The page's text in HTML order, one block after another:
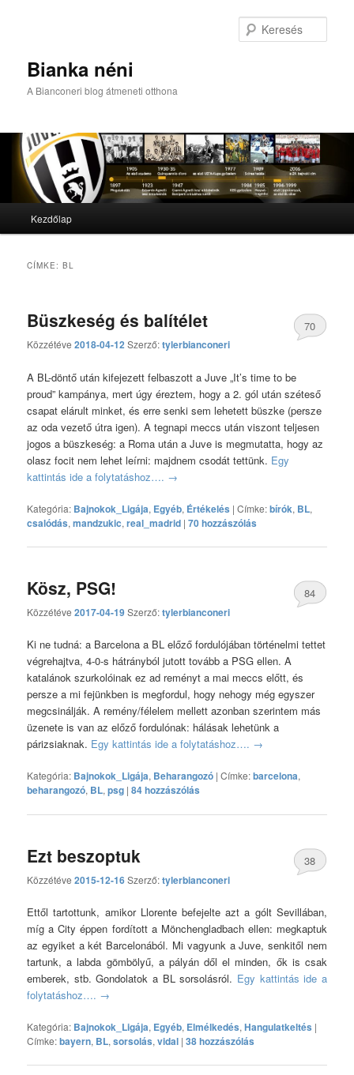
Bianka néni
A Bianconeri blog átmeneti otthona
Tovább az elsődleges tartalomra
Tovább a másodlagos tartalomra
Kezdőlap
CÍMKE:BL
Büszkeség és balítélet
Közzétéve2018-04-12Szerző:tylerbianconeri
70
A BL-döntő után kifejezett felbaszott a Juve „It’s time to be
proud” kampánya, mert úgy éreztem, hogy a 2. gól után széteső
csapat elárult minket, és erre senki sem lehetett büszke (persze
az oda vezető útra igen). A tegnapi meccs után viszont teljesen
jogos a büszkeség: a Roma után a Juve is megmutatta, hogy az
olasz focit nem lehet leírni: majdnem csodát tettünk. Egy
kattintás ide a folytatáshoz…. →
Kategória: Bajnokok_Ligája, Egyéb, Értékelés |Címke:bírók, BL,
csalódás,mandzukic,real_madrid |70 hozzászólás
Kösz, PSG!
Közzétéve2017-04-19Szerző:tylerbianconeri
84
Ki ne tudná: a Barcelona a BL előző fordulójában történelmi tettet
végrehajtva, 4-0-s hátrányból jutott tovább a PSG ellen. A
katalánok szurkolóinak ez ad reményt a mai meccs előtt, és
persze a mi fejünkben is megfordul, hogy nehogy még egyszer
megcsinálják. A remény/félelem mellett azonban szerintem más
üzenete is van az előző fordulónak: hálásak lehetünk a
párizsiaknak. Egy kattintás ide a folytatáshoz…. →
Kategória: Bajnokok_Ligája, Beharangozó |Címke:barcelona,
beharangozó, BL,psg |84 hozzászólás
Ezt beszoptuk
Közzétéve2015-12-16Szerző:tylerbianconeri
38
Ettől tartottunk, amikor Llorente befejelte azt a gólt Sevillában,
míg a City éppen fordított a Mönchengladbach ellen: megkaptuk
az egyiket a két Barcelonából. Mi vagyunk a Juve, senkitől nem
tartunk, a labda gömbölyű, a pályán dől el minden, ők is csak
emberek, stb. Gondolatok a BL sorsolásról. Egy kattintás ide a
folytatáshoz…. →
Kategória: Bajnokok_Ligája, Egyéb, Elmélkedés,Hangulatkeltés |
Címke:bayern, BL,sorsolás,vidal |38 hozzászólás